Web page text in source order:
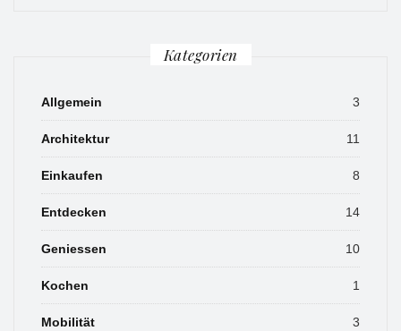
Kategorien
Allgemein 3
Architektur 11
Einkaufen 8
Entdecken 14
Geniessen 10
Kochen 1
Mobilität 3